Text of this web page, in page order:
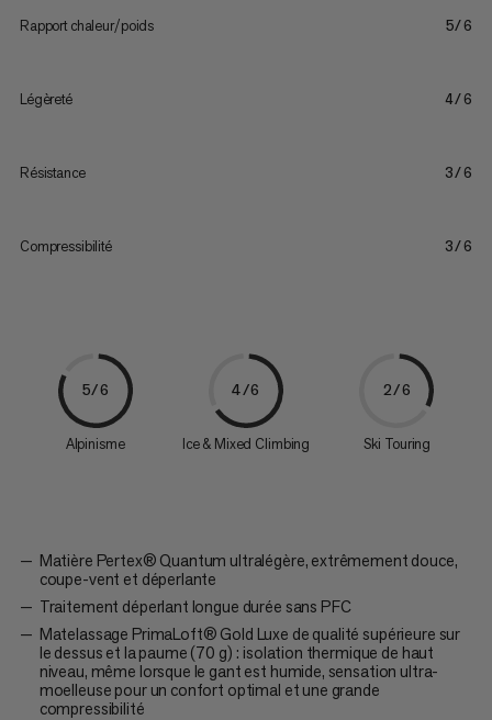
Rapport chaleur/poids 5/6
Légèreté 4/6
Résistance 3/6
Compressibilité 3/6
5/6
Alpinisme
4/6
Ice & Mixed Climbing
2/6
Ski Touring
Matière Pertex® Quantum ultralégère, extrêmement douce,
coupe-vent et déperlante
Traitement déperlant longue durée sans PFC
Matelassage PrimaLoft® Gold Luxe de qualité supérieure sur
le dessus et la paume (70 g) : isolation thermique de haut
niveau, même lorsque le gant est humide, sensation ultra-
moelleuse pour un confort optimal et une grande
compressibilité